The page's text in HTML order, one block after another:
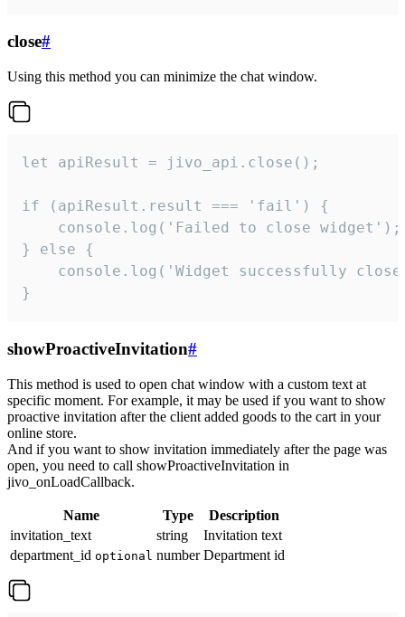
close#
Using this method you can minimize the chat window.
let apiResult = jivo_api.close();
if (apiResult.result === 'fail') {
    console.log('Failed to close widget');
} else {
console.log('Widget successfully
}
showProactiveInvitation#
This method is used to open chat window with a custom text at
specific moment. For example, it may be used if you want to show
proactive invitation after the client added goods to the cart in your
online store.
And if you want to show invitation immediately after the page was
open, you need to call showProactiveInvitation in
jivo_onLoadCallback.
Name Type
Description
invitation_text
string
Invitation text
department_id optional number Department id